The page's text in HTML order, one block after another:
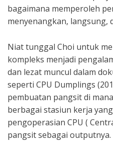
bagaimana memperoleh
menyenangkan, langsung,
Niat tunggal Choi untuk
kompleks menjadi
dan lezat muncul dalam
seperti CPU Dumplings
pembuatan pangsit di
berbagai stasiun kerja
pengoperasian CPU (
pangsit sebagai outputnya.